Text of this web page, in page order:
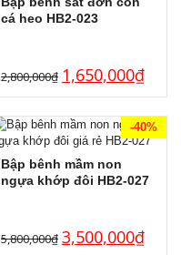
cá heo HB2-023
2,800,000₫ 1,650,000₫
-40%
Bập bênh mầm non
ngựa khớp đôi HB2-027
5,800,000₫ 3,500,000₫